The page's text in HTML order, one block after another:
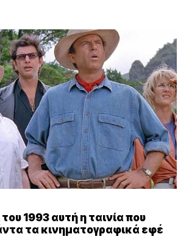
1993 αυτή η ταινία που
τα κινηματογραφικά εφέ